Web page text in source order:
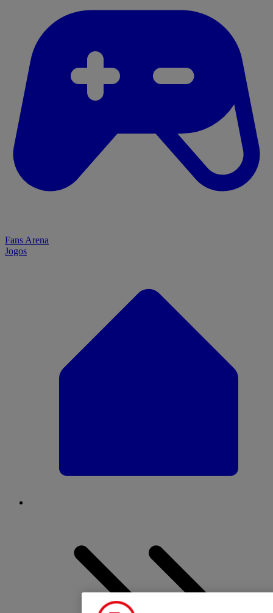
Fans Arena
Jogos